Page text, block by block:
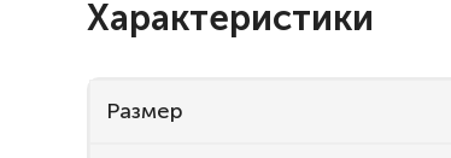
Характеристики
Размер